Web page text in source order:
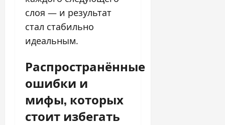
слоя — и результат
стал стабильно
идеальным.
Распространённые
ошибки и
мифы, которых
стоит избегать